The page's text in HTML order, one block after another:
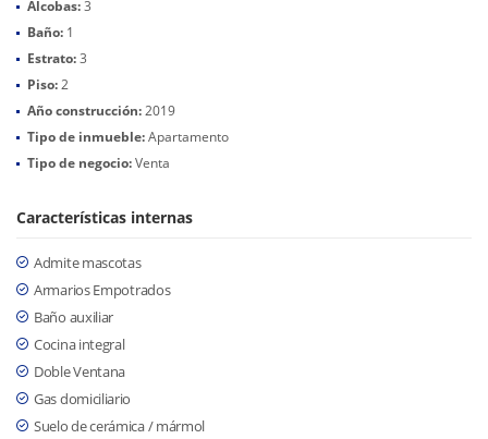
Alcobas:3
Baño: 1
Estrato:3
Piso:2
Año construcción:2019
Tipo de inmueble:Apartamento
Tipo de negocio:Venta
Características internas
Admite mascotas
Armarios Empotrados
Baño auxiliar
Cocina integral
Doble Ventana
Gas domiciliario
Suelo de cerámica / mármol